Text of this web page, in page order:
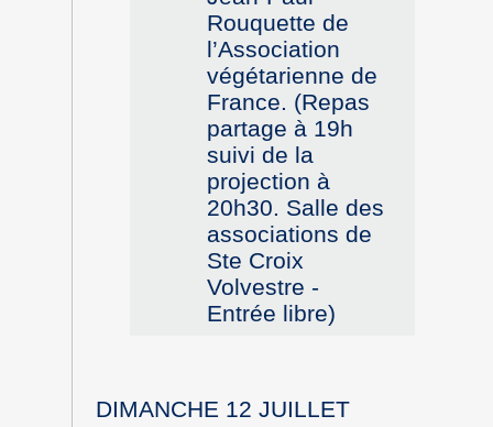
Rouquette de
l’Association
végétarienne de
France. (Repas
partage à 19h
suivi de la
projection à
20h30. Salle des
associations de
Ste Croix
Volvestre -
Entrée libre)
DIMANCHE 12 JUILLET